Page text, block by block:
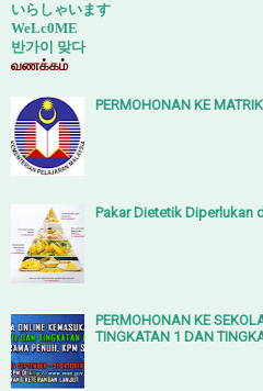
いらしゃいます
WeLc0ME
반가이 맞다
வணக்கம்
PERMOHONAN KE
Pakar Dietetik Diperlukan
PERMOHONAN KE
TINGKATAN 1 DAN